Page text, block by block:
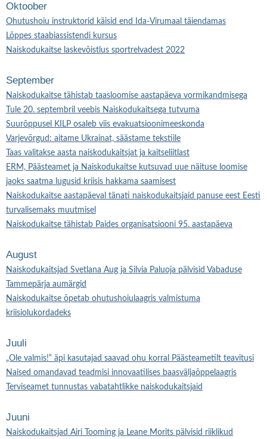
Oktoober
Ohutushoiu instruktorid käisid end Ida-Virumaal täiendamas
Lõppes staabiassistendi kursus
Naiskodukaitse laskevõistlus sportrelvadest 2022
September
Naiskodukaitse tähistab taasloomise aastapäeva vormikandmisega
Tule 20. septembril veebis Naiskodukaitsega tutvuma
Suurõppusel KILP osaleb viis evakuatsioonimeeskonda
Varjevõrgud: aitame Ukrainat, säästame tekstiile
Taas valitakse aasta naiskodukaitsjat ja kaitseliitlast
ERM, Päästeamet ja Naiskodukaitse kutsuvad uue näituse loomise
jaoks saatma lugusid kriisis hakkama saamisest
Naiskodukaitse aastapäeval tänati naiskodukaitsjaid panuse eest Eesti
turvalisemaks muutmisel
Naiskodukaitse tähistab Paides organisatsiooni 95. aastapäeva
August
Naiskodukaitsjad Svetlana Aug ja Silvia Paluoja pälvisid Vabaduse
Tammepärja aumärgid
Naiskodukaitse õpetab ohutushoiulaagris valmistuma
kriisiolukordadeks
Juuli
„Ole valmis!“ äpi kasutajad saavad ohu korral Päästeametilt teavitusi
Naised omandavad teadmisi innovaatilises baasväljaõppelaagris
Terviseamet tunnustas vabatahtlikke naiskodukaitsjaid
Juuni
Naiskodukaitsjad Airi Tooming ja Leane Morits pälvisid riiklikud